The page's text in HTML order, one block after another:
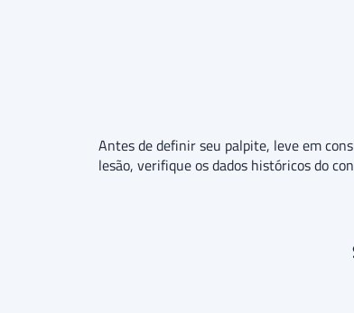
Antes de definir seu palpite, leve em
lesão, verifique os dados históricos do